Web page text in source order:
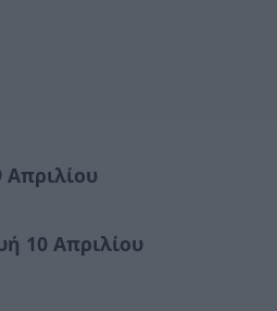
10 Απριλίου